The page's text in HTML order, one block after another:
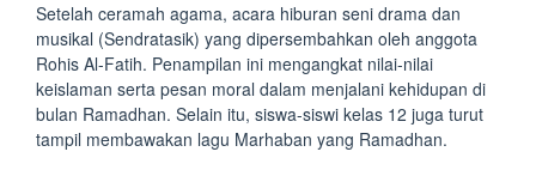
Setelah ceramah agama, acara hiburan seni drama dan
musikal (Sendratasik) yang dipersembahkan oleh anggota
Rohis Al-Fatih. Penampilan ini mengangkat nilai-nilai
keislaman serta pesan moral dalam menjalani kehidupan di
bulan Ramadhan. Selain itu, siswa-siswi kelas 12 juga turut
tampil membawakan lagu Marhaban yang Ramadhan.